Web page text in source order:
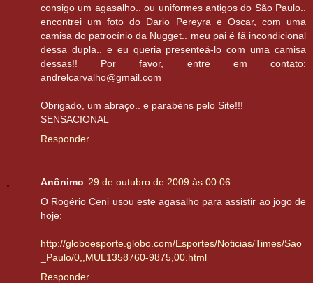
consigo um agasalho.. ou uniformes antigos do São Paulo..
encontrei um foto do Dario Pereyra e Oscar, com uma
camisa do patrocínio da Nugget.. meu pai é fã incondicional
dessa dupla.. e eu queria presenteá-lo com uma camisa
dessas!! Por favor, entre em contato:
andrelcarvalho@gmail.com
Obrigado, um abraço.. e parabéns pelo Site!!!
SENSACIONAL
Responder
Anônimo 29 de outubro de 2009 às 00:06
O Rogério Ceni usou este agasalho para assistir ao jogo de
hoje:
http://globoesporte.globo.com/Esportes/Noticias/Times/Sao
_Paulo/0,,MUL1358760-9875,00.html
Responder